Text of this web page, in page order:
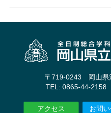
〒719-0243 岡山県
TEL: 0865-44-
アクセス お問